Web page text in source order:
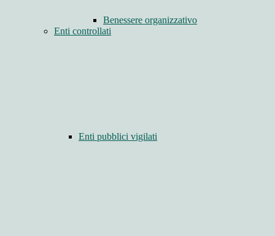
Benessere organizzativo
Enti controllati
Enti pubblici vigilati